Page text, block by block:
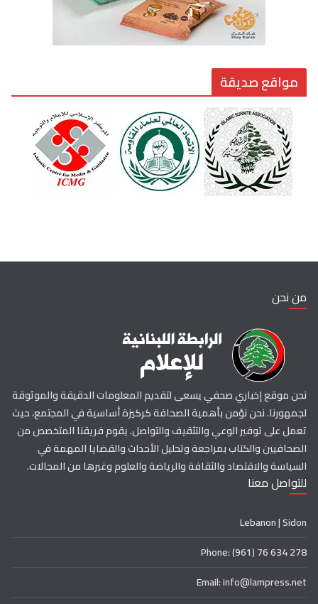
مواقع صديقة
من نحن
نحن موقع إخباري صحفي يسعى لتقديم المعلومات الدقيقة والموثوقة
لجمهورنا. نحن نؤمن بأهمية الصحافة كركيزة أساسية في المجتمع، حيث
تعمل على توفير الوعي والتثقيف والتواصل. يقوم فريقنا المتخصص من
الصحافيين والكتاب بمراجعة وتحليل الأحداث والقضايا المهمة في
السياسة والاقتصاد والثقافة والرياضة والعلوم وغيرها من المجالات.
للتواصل معنا
Lebanon | Sidon
Phone: (961) 76 634 278
Email: info@lampress.net